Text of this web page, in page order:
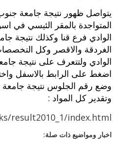
يتواصل ظهور نتيجة جامعة
المتواجدة بالمقر الئيسي في
الوادي فرع قنا وكذلك نتيجة
الغردقة والاقصر وكل
اضغط على الرابط بالاسفل
وضع رقم الجلوس نتيجة جامعة
وتقدير كل المواد :
result2010_1/index.html
اخبار ومواضيع ذات صلة: